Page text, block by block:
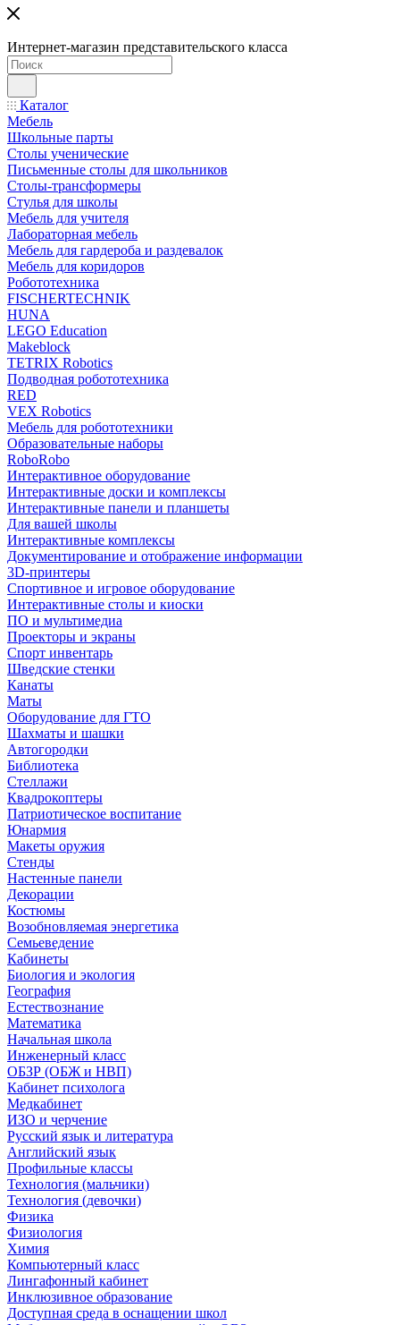
Интернет-магазин представительского класса
Каталог
Мебель
Школьные парты
Столы ученические
Письменные столы для школьников
Столы-трансформеры
Стулья для школы
Мебель для учителя
Лабораторная мебель
Мебель для гардероба и раздевалок
Мебель для коридоров
Робототехника
FISCHERTECHNIK
HUNA
LEGO Education
Makeblock
TETRIX Robotics
Подводная робототехника
RED
VEX Robotics
Мебель для робототехники
Образовательные наборы
RoboRobo
Интерактивное оборудование
Интерактивные доски и комплексы
Интерактивные панели и планшеты
Для вашей школы
Интерактивные комплексы
Документирование и отображение информации
3D-принтеры
Спортивное и игровое оборудование
Интерактивные столы и киоски
ПО и мультимедиа
Проекторы и экраны
Спорт инвентарь
Шведские стенки
Канаты
Маты
Оборудование для ГТО
Шахматы и шашки
Автогородки
Библиотека
Стеллажи
Квадрокоптеры
Патриотическое воспитание
Юнармия
Макеты оружия
Стенды
Настенные панели
Декорации
Костюмы
Возобновляемая энергетика
Семьеведение
Кабинеты
Биология и экология
География
Естествознание
Математика
Начальная школа
Инженерный класс
ОБЗР (ОБЖ и НВП)
Кабинет психолога
Медкабинет
ИЗО и черчение
Русский язык и литература
Английский язык
Профильные классы
Технология (мальчики)
Технология (девочки)
Физика
Физиология
Химия
Компьютерный класс
Лингафонный кабинет
Инклюзивное образование
Доступная среда в оснащении школ